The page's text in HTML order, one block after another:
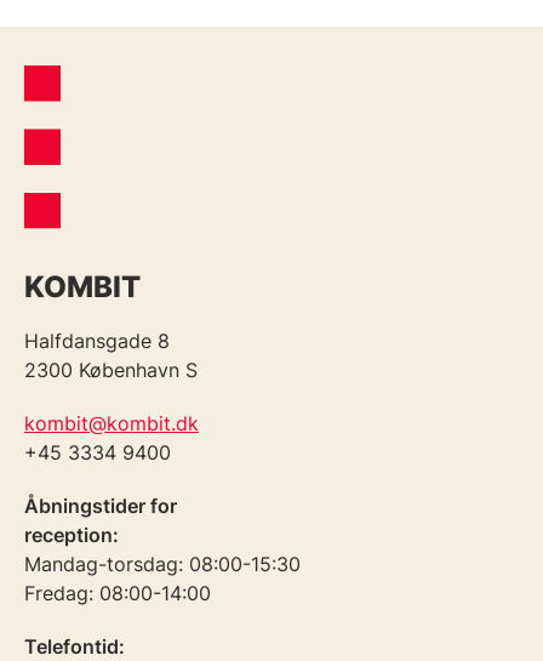
KOMBIT
Halfdansgade 8
2300 København S
kombit@kombit.dk
+45 3334 9400
Åbningstider for
reception:
Mandag-torsdag: 08:00-15:30
Fredag: 08:00-14:00
Telefontid: